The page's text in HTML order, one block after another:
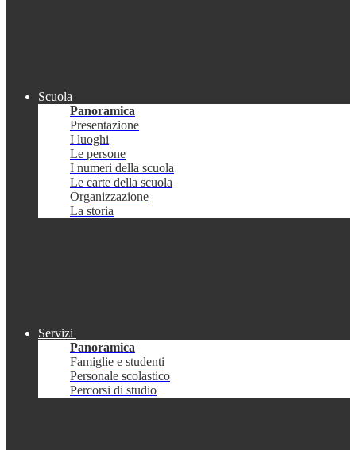
Scuola
Panoramica
Presentazione
I luoghi
Le persone
I numeri della scuola
Le carte della scuola
Organizzazione
La storia
Servizi
Panoramica
Famiglie e studenti
Personale scolastico
Percorsi di studio